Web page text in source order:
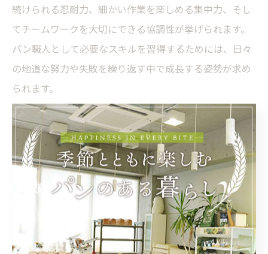
続けられる忍耐力、細かい作業を楽しめる集中力、そし
てチームワークを大切にできる協調性が挙げられます。
パン職人として必要なスキルを習得するためには、日々
の地道な努力や失敗を繰り返す中で成長する姿勢が求め
られます。
自己診断のポイントとしては、日常生活で「同じ作業を
繰り返すことに抵抗がないか」「細部までこだわりを持
って取り組めるか」「人と協力しながら目標を達成する
のが好きか」などを振り返ることが大切です。パン屋の
現場では、早朝勤務や体力的な負担もあるため、体調管
理や規則正しい生活ができるかも重要な要素となりま
す。